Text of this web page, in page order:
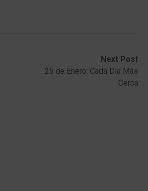
Next Post
25 de Enero: Cada Día Más
Cerca